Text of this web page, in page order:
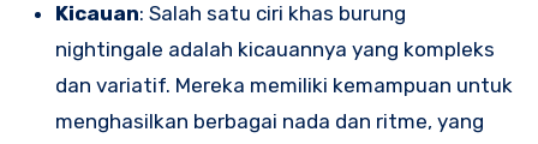
Kicauan: Salah satu ciri khas burung
nightingale adalah kicauannya yang kompleks
dan variatif. Mereka memiliki kemampuan untuk
menghasilkan berbagai nada dan ritme, yang